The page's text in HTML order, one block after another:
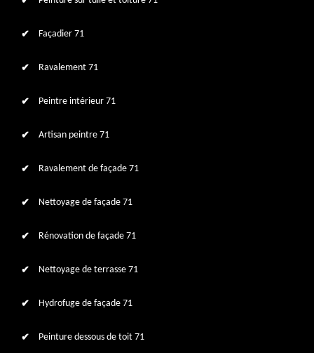
Façadier 71
Ravalement 71
Peintre intérieur 71
Artisan peintre 71
Ravalement de façade 71
Nettoyage de façade 71
Rénovation de façade 71
Nettoyage de terrasse 71
Hydrofuge de façade 71
Peinture dessous de toit 71